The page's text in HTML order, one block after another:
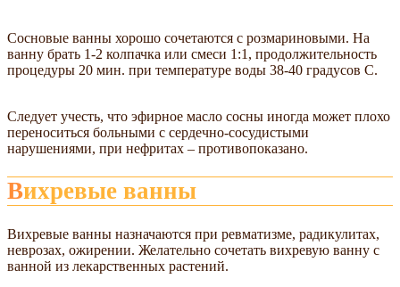
Сосновые ванны хорошо сочетаются с розмариновыми. На
ванну брать 1-2 колпачка или смеси 1:1, продолжительность
процедуры 20 мин. при температуре воды 38-40 градусов С.
Следует учесть, что эфирное масло сосны иногда может плохо
переноситься больными с сердечно-сосудистыми
нарушениями, при нефритах – противопоказано.
Вихревые ванны
Вихревые ванны назначаются при ревматизме, радикулитах,
неврозах, ожирении. Желательно сочетать вихревую ванну с
ванной из лекарственных растений.